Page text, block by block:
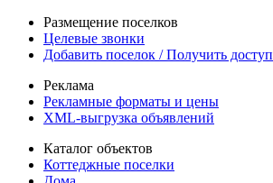
Размещение поселков
Целевые звонки
Добавить поселок / Получить доступ
Реклама
Рекламные форматы и цены
XML-выгрузка объявлений
Каталог объектов
Коттеджные поселки